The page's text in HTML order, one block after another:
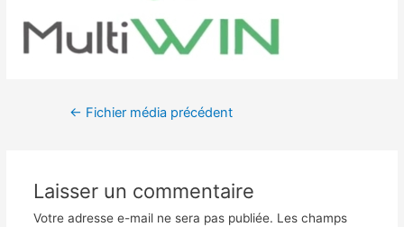
← Fichier média précédent
Laisser un commentaire
Votre adresse e-mail ne sera pas publiée. Les champs